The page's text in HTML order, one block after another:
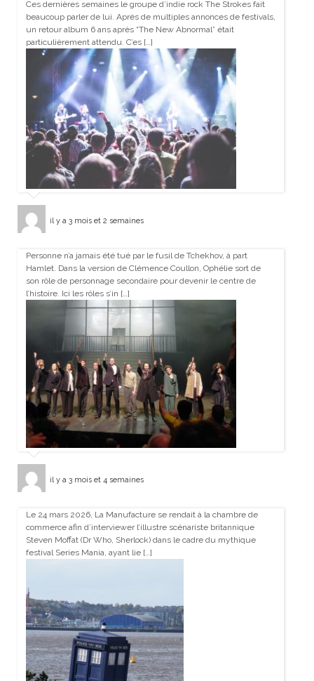
Ces dernières semaines le groupe d’indie rock The Strokes fait
beaucoup parler de lui. Après de multiples annonces de festivals,
un retour album 6 ans après “The New Abnormal” était
particulièrement attendu. C’es […]
il y a 3 mois et 2 semaines
Personne n’a jamais été tué par le fusil de Tchekhov, à part
Hamlet. Dans la version de Clémence Coullon, Ophélie sort de
son rôle de personnage secondaire pour devenir le centre de
l’histoire. Ici les rôles s’in […]
il y a 3 mois et 4 semaines
Le 24 mars 2026, La Manufacture se rendait à la chambre de
commerce afin d’interviewer l’illustre scénariste britannique
Steven Moffat (Dr Who, Sherlock) dans le cadre du mythique
festival Series Mania, ayant lie […]